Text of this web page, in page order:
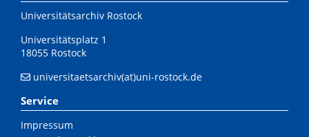
Universitätsarchiv Rostock
Universitätsplatz 1
18055 Rostock
universitaetsarchiv(at)uni-rostock.de
Service
Impressum